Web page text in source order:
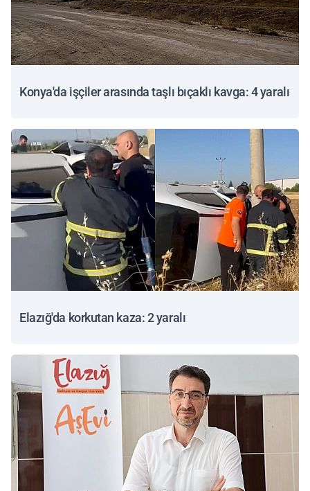
Konya'da işçiler arasında taşlı bıçaklı kavga: 4 yaralı
Elazığ'da korkutan kaza: 2 yaralı